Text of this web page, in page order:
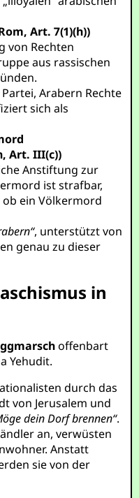
Art. 7(1)(h))
von Rechten
aus rassischen
Arabern Rechte
sich als
Art. III(c))
Anstiftung zur
ist strafbar,
ein Völkermord
, unterstützt von
genau zu dieser
in
offenbart
Yehudit.
durch das
von Jerusalem und
dein Dorf brennen“.
an, verwüsten
Anstatt
sie von der